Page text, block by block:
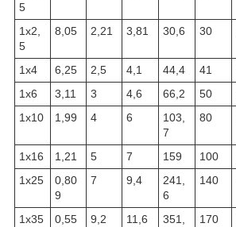
5
1х2,
5
8,05 2,21 3,81 30,6 30
1х4 6,25 2,5 4,1 44,4 41
1х6
3,11 3 4,6 66,2 50
1х10
1,99 4 6
103,
7
80
1х16 1,21 5 7 159 100
1х25
0,80
9
7 9,4
241,
6
140
1х35
0,55
9,2 11,6
351,
170